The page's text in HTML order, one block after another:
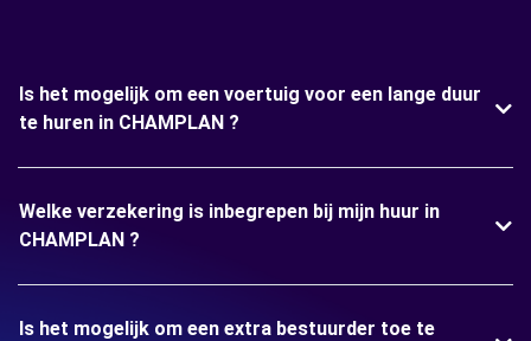
Is het mogelijk om een voertuig voor een lange duur
te huren in CHAMPLAN ?
Welke verzekering is inbegrepen bij mijn huur in
CHAMPLAN ?
Is het mogelijk om een extra bestuurder toe te